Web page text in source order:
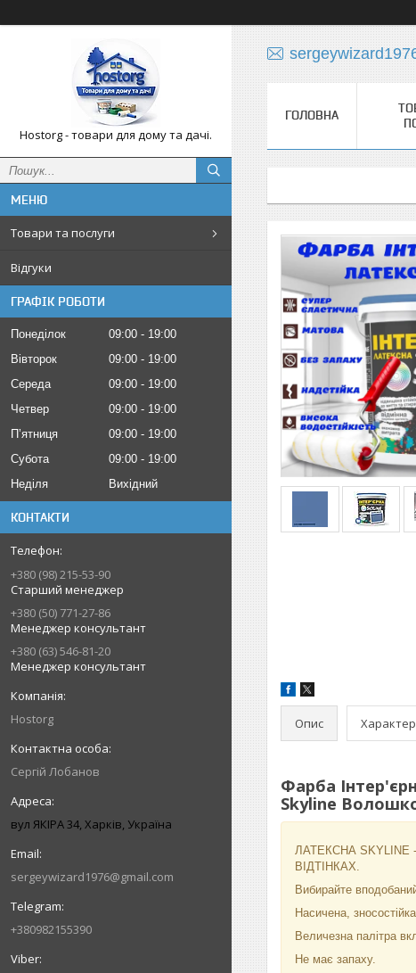
Hostorg - товари для дому та дачі.
Товари та послуги
Відгуки
ГРАФІК РОБОТИ
Понеділок 09:00
19:00
Вівторок
09:00
19:00
Середа
09:00
19:00
Четвер
09:00
19:00
Пʼятниця
09:00
19:00
Субота
09:00
19:00
Неділя
Вихідний
КОНТАКТИ
+380 (98) 215-53-90
Старший менеджер
+380 (50) 771-27-86
Менеджер консультант
+380 (63) 546-81-20
Менеджер консультант
Hostorg
Сергій Лобанов
вул ЯКІРА 34, Харків, Україна
sergeywizard1976@gmail.com
+380982155390
ГОЛОВНА
Опис
Фарба
Skyline
ЛАТЕКСНА SKYLINE -
ВІДТІНКАХ.
Вибирайте
Насичена,
Величезна палітра
Не має запаху.